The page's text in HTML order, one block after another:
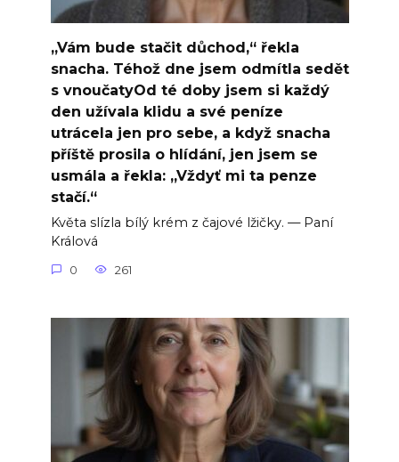
„Vám bude stačit důchod,“ řekla
snacha. Téhož dne jsem odmítla sedět
s vnoučatyOd té doby jsem si každý
den užívala klidu a své peníze
utrácela jen pro sebe, a když snacha
příště prosila o hlídání, jen jsem se
usmála a řekla: „Vždyť mi ta penze
stačí.“
Květa slízla bílý krém z čajové lžičky. — Paní
Králová
0 261